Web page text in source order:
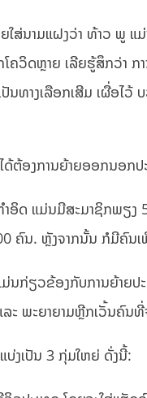
ໃສ່ນາມແຝງວ່າ ທ້າວ ພູ
ໂຄວິດຫຼາຍ ເລີຍຮູ້ສຶກວ່າ
ນທາງເລືອກເສີມ ເຜື່ອໄ
ຕ້ອງການຍ້າຍອອກນອກປ
ດ ແມ່ນມີສະມາຊິກພຽງ
ຄົນ. ຫຼັງຈາກນັ້ນ ກໍມີຄົນເ
ກ່ຽວຂ້ອງກັບການຍ້າຍປະ
ລະ ພະຍາຍາມຫຼີກເວັ້ນຄົ
ງເປັນ 3 ກຸ່ມໃຫຍ່ ດັ່ງນີ້: